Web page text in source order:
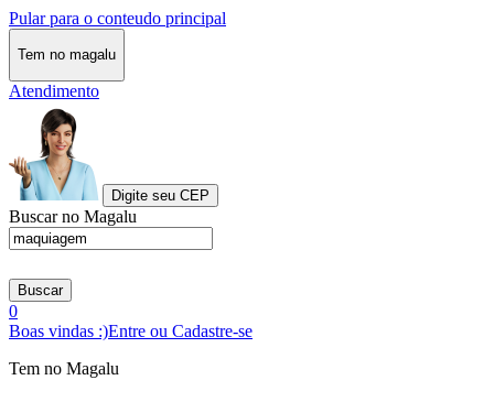
Pular para o conteudo principal
Tem no magalu
Atendimento
Digite seu CEP
Buscar no Magalu
Buscar
0
Boas vindas :)Entre ou Cadastre-se
Tem no Magalu